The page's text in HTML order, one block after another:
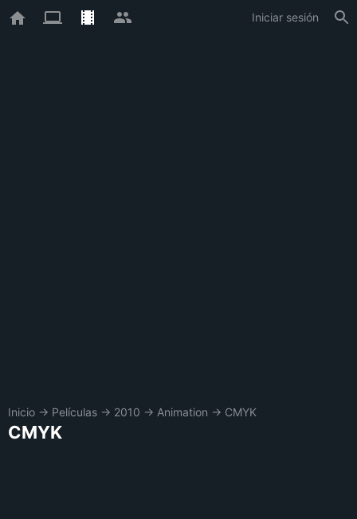
Iniciar sesión
Inicio → Películas → 2010 → Animation → CMYK
CMYK